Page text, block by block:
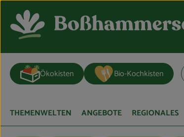
Ökokisten Bio-Kochkisten
THEMENWELTEN ANGEBOTE REGIONALES